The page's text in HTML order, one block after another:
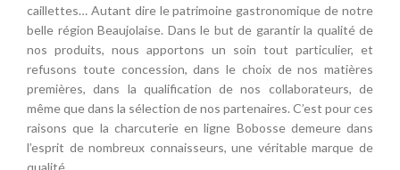
caillettes… Autant dire le patrimoine gastronomique de notre
belle région Beaujolaise. Dans le but de garantir la qualité de
nos produits, nous apportons un soin tout particulier, et
refusons toute concession, dans le choix de nos matières
premières, dans la qualification de nos collaborateurs, de
même que dans la sélection de nos partenaires. C’est pour ces
raisons que la charcuterie en ligne Bobosse demeure dans
l’esprit de nombreux connaisseurs, une véritable marque de
qualité.